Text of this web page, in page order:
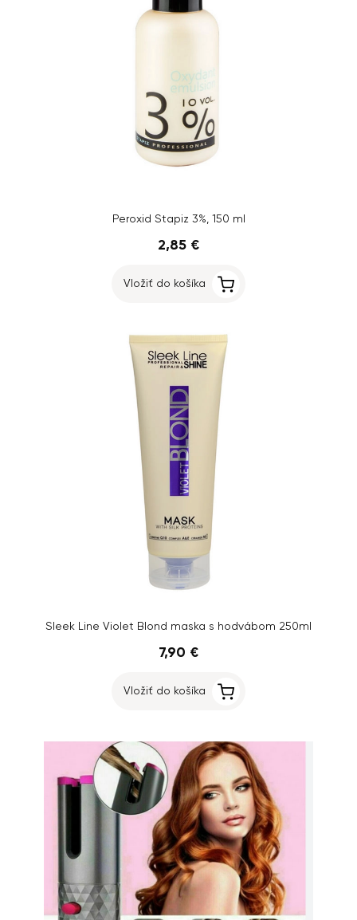
Peroxid Stapiz 3%, 150 ml
2,85 €
Vložiť do košíka
Sleek Line Violet Blond maska s hodvábom 250ml
7,90 €
Vložiť do košíka